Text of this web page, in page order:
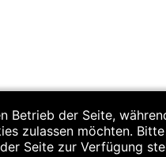
der Seite,
zulassen möchten.
Seite zur Verfügung